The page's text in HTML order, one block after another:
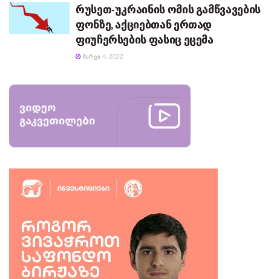
რუსეთ-უკრაინის ომის გამწვავების
ფონზე, აქციებთან ერთად
ფიუჩერსების ფასიც ეცემა
ᲛᲐᲠᲢᲘ 4, 2022